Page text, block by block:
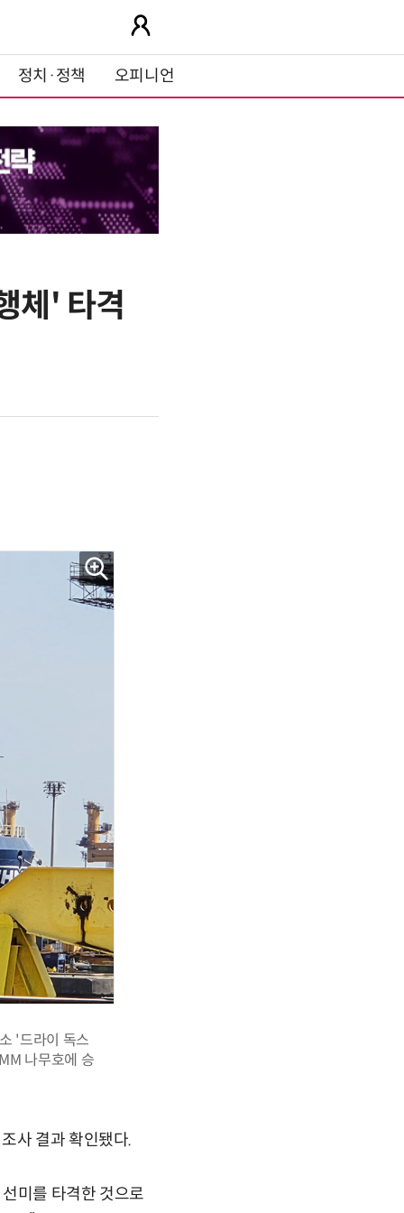
정치·정책 오피니언
체' 타격
'드라이 독스
나무호에 승
사 결과 확인됐다.
미를 타격한 것으로